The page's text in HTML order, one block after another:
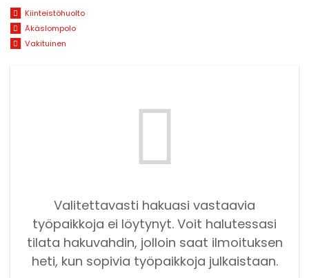
Kiinteistöhuolto
Äkäslompolo
Vakituinen
Valitettavasti hakuasi vastaavia
työpaikkoja ei löytynyt. Voit halutessasi
tilata hakuvahdin, jolloin saat ilmoituksen
heti, kun sopivia työpaikkoja julkaistaan.